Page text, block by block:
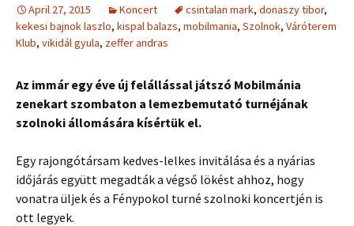
April 27, 2015 Koncert csintalan mark, donaszy tibor,
kekesi bajnok laszlo, kispal balazs, mobilmania, Szolnok, Váróterem
Klub, vikidál gyula, zeffer andras
Az immár egy éve új felállással játszó Mobilmánia
zenekart szombaton a lemezbemutató turnéjának
szolnoki állomására kísértük el.
Egy rajongótársam kedves-lelkes invitálása és a nyárias
időjárás együtt megadták a végső lökést ahhoz, hogy
vonatra üljek és a Fénypokol turné szolnoki koncertjén is
ott legyek.